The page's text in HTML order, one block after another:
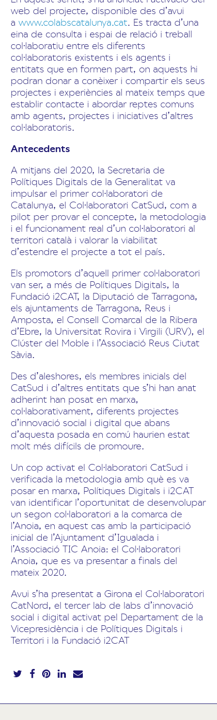
web del projecte, disponible des d’avui
awww.colabscatalunya.cat. Es tracta d’una
eina de consulta i espai de relació i treball
col·laboratiu entre els diferents
col·laboratoris existents i els agents i
entitats que en formen part, on aquests hi
podran donar a conèixer i compartir els seus
projectes i experiències al mateix temps que
establir contacte i abordar reptes comuns
amb agents, projectes i iniciatives d’altres
col·laboratoris.
Antecedents
A mitjans del 2020, la Secretaria de
Polítiques Digitals de la Generalitat va
impulsar el primer col·laboratori de
Catalunya, el Col·laboratori CatSud, com a
pilot per provar el concepte, la metodologia
i el funcionament real d’un col·laboratori al
territori català i valorar la viabilitat
d’estendre el projecte a tot el país.
Els promotors d’aquell primer col·laboratori
van ser, a més de Polítiques Digitals, la
Fundació i2CAT, la Diputació de Tarragona,
els ajuntaments de Tarragona, Reus i
Amposta, el Consell Comarcal de la Ribera
d’Ebre, la Universitat Rovira i Virgili (URV), el
Clúster del Moble i l’Associació Reus Ciutat
Sàvia.
Des d’aleshores, els membres inicials del
CatSud i d’altres entitats que s’hi han anat
adherint han posat en marxa,
col·laborativament, diferents projectes
d’innovació social i digital que abans
d’aquesta posada en comú haurien estat
molt més difícils de promoure.
Un cop activat el Col·laboratori CatSud i
verificada la metodologia amb què es va
posar en marxa, Polítiques Digitals i i2CAT
van identificar l’oportunitat de desenvolupar
un segon col·laboratori a la comarca de
l’Anoia, en aquest cas amb la participació
inicial de l’Ajuntament d’Igualada i
l’Associació TIC Anoia: el Col·laboratori
Anoia, que es va presentar a finals del
mateix 2020.
Avui s’ha presentat a Girona el Col·laboratori
CatNord, el tercer lab de labs d’innovació
social i digital activat pel Departament de la
Vicepresidència i de Polítiques Digitals i
Territori i la Fundació i2CAT